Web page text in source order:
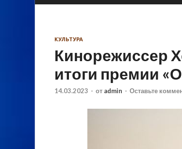
КУЛЬТУРА
Кинорежиссер
итоги премии
14.03.2023 - от admin - Оставьте